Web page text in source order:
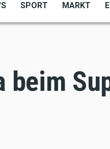
SPORT MARKT
beim